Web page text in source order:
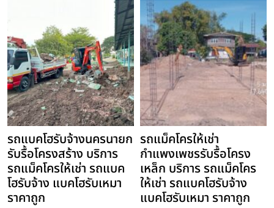
รถแบคโฮรับจ้างนครนายก
รับรื้อโครงสร้าง บริการ
รถแม็คโครให้เช่า รถแบค
โฮรับจ้าง แบคโฮรับเหมา
ราคาถูก
รถแม็คโครให้เช่า
กำแพงเพชรรับรื้อโครง
เหล็ก บริการ รถแม็คโคร
ให้เช่า รถแบคโฮรับจ้าง
แบคโฮรับเหมา ราคาถูก